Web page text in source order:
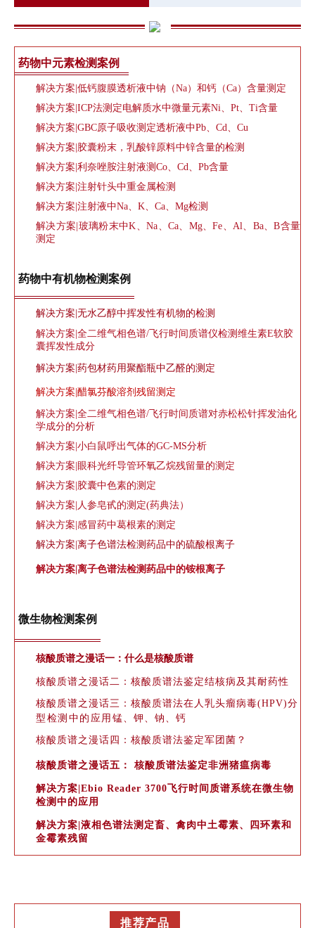
药物中元素检测案例
解决方案|低钙腹膜透析液中钠（Na）和钙（Ca）含量测定
解决方案|ICP法测定电解质水中微量元素Ni、Pt、Ti含量
解决方案|GBC原子吸收测定透析液中Pb、Cd、Cu
解决方案|胶囊粉末，乳酸锌原料中锌含量的检测
解决方案|利奈唑胺注射液测Co、Cd、Pb含量
解决方案|注射针头中重金属检测
解决方案|注射液中Na、K、Ca、Mg检测
解决方案|玻璃粉末中K、Na、Ca、Mg、Fe、Al、Ba、B含量
测定
药物中有机物检测案例
解决方案|无水乙醇中挥发性有机物的检测
解决方案|全二维气相色谱/飞行时间质谱仪检测维生素E软胶
囊挥发性成分
解决方案|药包材药用聚酯瓶中乙醛的测定
解决方案| 醋氯芬酸溶剂残留测定
解决方案|全二维气相色谱/飞行时间质谱对赤松松针挥发油化
学成分的分析
解决方案|小白鼠呼出气体的GC-MS分析
解决方案| 眼科光纤导管环氧乙烷残留量的测定
解决方案|胶囊中色素的测定
解决方案|人参皂甙的测定(药典法）
解决方案|感冒药中葛根素的测定
解决方案|离子色谱法检测药品中的硫酸根离子
解决方案|离子色谱法检测药品中的铵根离子
微生物检测案例
核酸质谱之漫话一：什么是核酸质谱
核酸质谱之漫话二：核酸质谱法鉴定结核病及其耐药性
核酸质谱之漫话三：核酸质谱法在人乳头瘤病毒(HPV)分
型检测中的应用 锰、钾、钠、钙
核酸质谱之漫话四：核酸质谱法鉴定军团菌 ？
核酸质谱之漫话五： 核酸质谱法鉴定非洲猪瘟病毒
解决方案|Ebio Reader 3700飞行时间质谱系统在微生物
检测中的应用
解决方案|液相色谱法测定畜、禽肉中土霉素、四环素和
金霉素残留
推荐产品